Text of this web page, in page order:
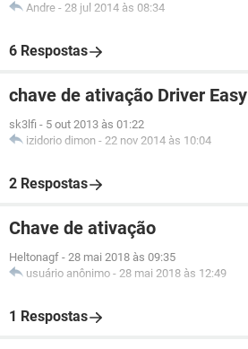
Andre - 28 jul 2014 às 08:34
6 Respostas
chave de ativação Driver Easy
sk3lfi - 5 out 2013 às 01:22
izidorio dimon - 22 nov 2014 às 10:04
2 Respostas
Chave de ativação
Heltonagf - 28 mai 2018 às 09:35
usuário anônimo - 28 mai 2018 às 12:49
1 Respostas